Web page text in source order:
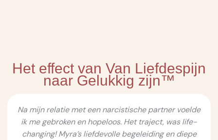
Het effect van Van Liefdespijn
naar Gelukkig zijn™
Na mijn relatie met een narcistische partner voelde
ik me gebroken en hopeloos. Het traject, was life-
changing! Myra’s liefdevolle begeleiding en diepe